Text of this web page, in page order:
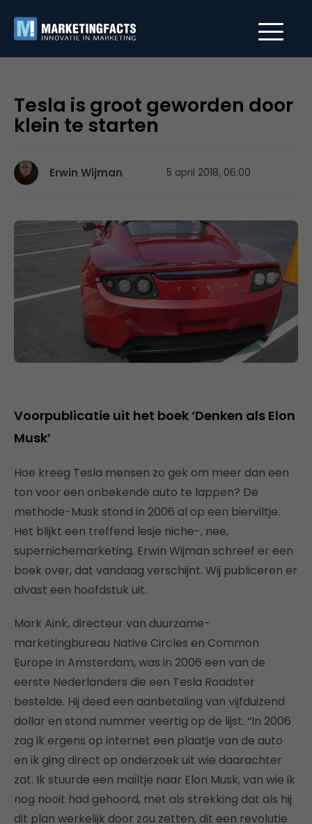
Tesla is groot geworden door
klein te starten
Erwin Wijman 5 april 2018, 06:00
Voorpublicatie uit het boek ‘Denken als Elon
Musk’
Hoe kreeg Tesla mensen zo gek om meer dan een
ton voor een onbekende auto te lappen? De
methode-Musk stond in 2006 al op een bierviltje.
Het blijkt een treffend lesje niche-, nee,
supernichemarketing. Erwin Wijman schreef er een
boek over, dat vandaag verschijnt. Wij publiceren er
alvast een hoofdstuk uit.
Mark Aink, directeur van duurzame-
marketingbureau Native Circles en Common
Europe in Amsterdam, was in 2006 een van de
eerste Nederlanders die een Tesla Roadster
bestelde. Hij deed een aanbetaling van vijfduizend
dollar en stond nummer veertig op de lijst. “In 2006
zag ik ergens op internet een plaatje van de auto
en ik ging direct op onderzoek uit wie daarachter
zat. Ik stuurde een mailtje naar Elon Musk, van wie ik
nog nooit had gehoord, met als strekking dat als hij
dit plan werkelijk door zou zetten, dit een revolutie